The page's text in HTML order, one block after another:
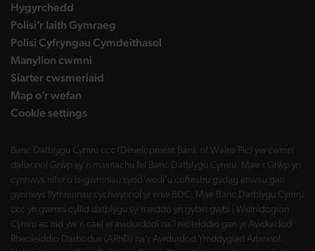
Hygyrchedd
Polisi’r Iaith Gymraeg
Polisi Cyfryngau Cymdeithasol
Manylion cwmni
Siarter cwsmeriaid
Map o’r wefan
Cookie settings
Banc Datblygu Cymru ccc (Development Bank of Wales Plc) yw cwmni
daliannol Grŵp sy'n masnachu fel Banc Datblygu Cymru. Mae'r Grŵp yn
cynnwys nifer o is-gwmnïau sydd wedi'u cofrestru gydag enwau gan
gynnwys llythrennau cychwynnol yr enw BDC. Mae Banc Datblygu Cymru
ccc yn gwmni cyllid datblygu sy'n eiddo yn gyfan gwbl i Weinidogion
Cymru ac nid yw'n cael ei awdurdodi na'i reoleiddio gan yr Awdurdod
Rheoleiddio Darbodus (ARhD) na'r Awdurdod Ymddygiad Ariannol